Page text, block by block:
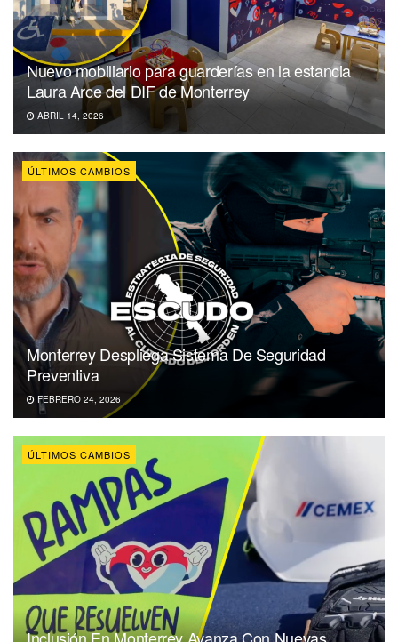
Nuevo mobiliario para guarderías en la estancia
Laura Arce del DIF de Monterrey
ABRIL 14, 2026
ÚLTIMOS CAMBIOS
Monterrey Despliega Sistema De Seguridad
Preventiva
FEBRERO 24, 2026
ÚLTIMOS CAMBIOS